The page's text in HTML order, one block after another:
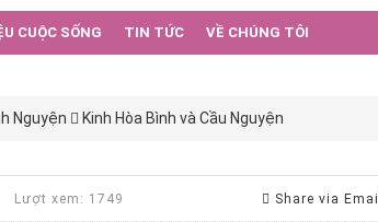
CUỘC SỐNG TIN TỨC VỀ CHÚNG TÔI
Nguyện Kinh Hòa Bình và Cầu Nguyện
Lượt xem: 1749 Share via Email